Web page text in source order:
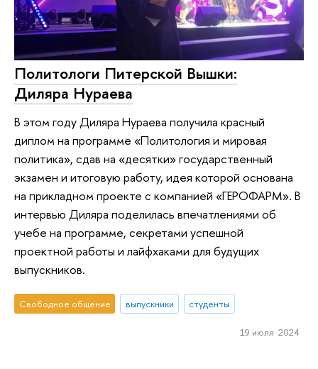
Политологи Питерской Вышки:
Диляра Нураева
В этом году Диляра Нураева получила красный
диплом на программе «Политология и мировая
политика», сдав на «десятки» государственный
экзамен и итоговую работу, идея которой основана
на прикладном проекте с компанией «ГЕРОФАРМ». В
интервью Диляра поделилась впечатлениями об
учебе на программе, секретами успешной
проектной работы и лайфхаками для будущих
выпускников.
Свободное общение выпускники студенты
19 июля 2024